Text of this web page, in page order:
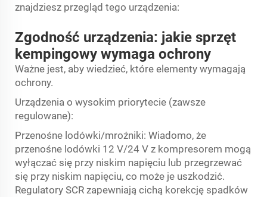
znajdziesz przegląd tego urządzenia:
Zgodność urządzenia: jakie sprzęt
kempingowy wymaga ochrony
Ważne jest, aby wiedzieć, które elementy wymagają
ochrony.
Urządzenia o wysokim priorytecie (zawsze
regulowane):
Przenośne lodówki/mroźniki: Wiadomo, że
przenośne lodówki 12 V/24 V z kompresorem mogą
wyłączać się przy niskim napięciu lub przegrzewać
się przy niskim napięciu, co może je uszkodzić.
Regulatory SCR zapewniają cichą korekcję spadków